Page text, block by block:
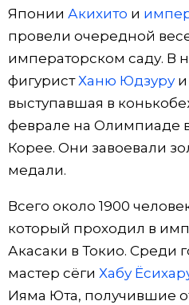
Разделы
Люди
Блог
Политика
Культура
Популярные статьи
Японский язык
Японский калейдоскоп
official
Японии Акихито и
провели очередной
императорском саду. В
фигуристХаню Юдзуруи
выступавшая в
феврале на Олимпиаде
Корее. Они завоевали
медали.
Всего около 1900
который проходил в
Акасаки в Токио. Среди
мастер сёги Хабу
Ияма Юта, получившие